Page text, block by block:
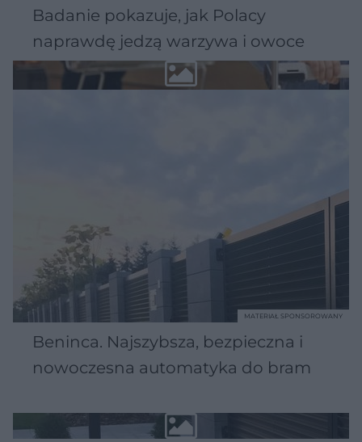
Badanie pokazuje, jak Polacy
naprawdę jedzą warzywa i owoce
Beninca. Najszybsza, bezpieczna i
nowoczesna automatyka do bram
MATERIAŁ SPONSOROWANY